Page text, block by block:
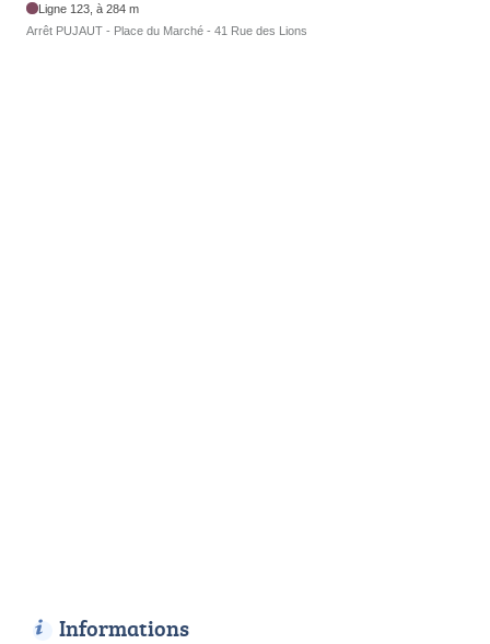
Ligne 123, à 284 m
Arrêt PUJAUT - Place du Marché - 41 Rue des Lions
Informations